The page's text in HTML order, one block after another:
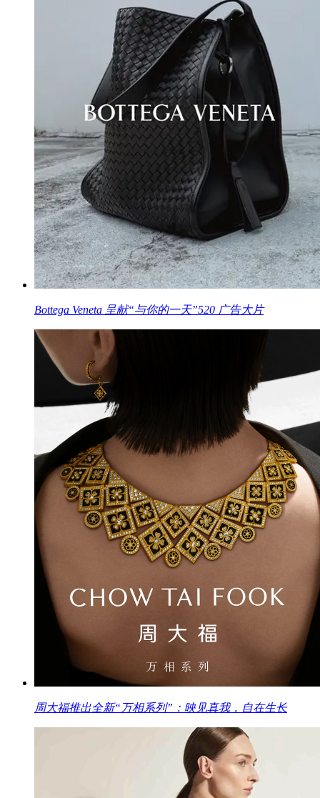
Bottega Veneta 呈献“与你的一天”520 广告大片
周大福推出全新“万相系列”：映见真我，自在生长